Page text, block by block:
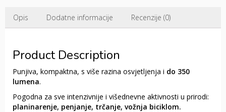
Opis Dodatne informacije Recenzije (0)
Product Description
Punjiva, kompaktna, s više razina osvjetljenja i do 350
lumena.
Pogodna za sve intenzivnije i višednevne aktivnosti u prirodi:
planinarenje, penjanje, trčanje, vožnja biciklom.